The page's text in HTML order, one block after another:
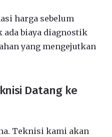
harga sebelum
biaya diagnostik
yang mengejutkan
Datang ke
Teknisi kami akan